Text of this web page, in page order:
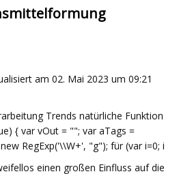
am 02. Mai 2023 um 09:21
Trends natürliche Funktion
{ var vOut = ""; var aTags =
RegExp('\\W+', "g"); für (var i=0; i
einen großen Einfluss auf die